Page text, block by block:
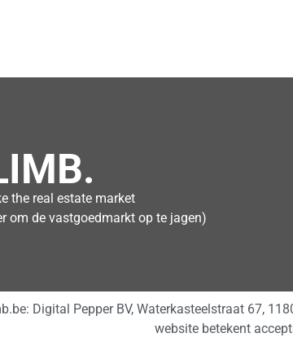
the real estate market
om de vastgoedmarkt op te jagen)
Digital Pepper BV, Waterkasteelstraat 67,
website betekent